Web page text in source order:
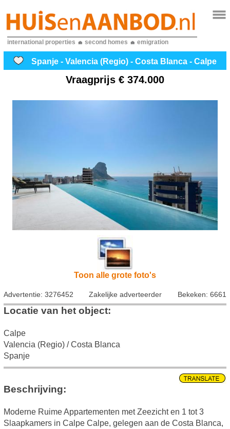
international properties second homes emigration
Spanje - Valencia (Regio) - Costa Blanca - Calpe
Vraagprijs € 374.000
Toon alle grote foto's
Advertentie: 3276452 Zakelijke adverteerder Bekeken: 6661
Locatie van het object:
Calpe
Valencia (Regio) / Costa Blanca
Spanje
Beschrijving:
Moderne Ruime Appartementen met Zeezicht en 1 tot 3
Slaapkamers in Calpe Calpe, gelegen aan de Costa Blanca,